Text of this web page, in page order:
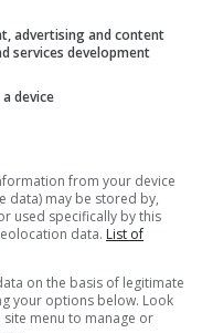
advertising and content
services development
device
from your device
data) may be stored by,
used specifically by this
data. List of
on the basis of legitimate
your options below. Look
menu to manage or